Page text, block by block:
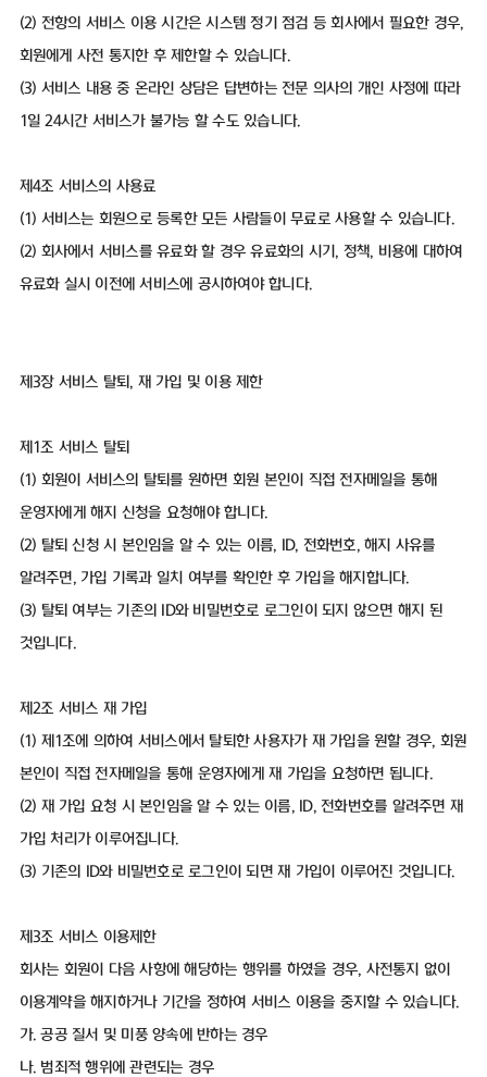
(2) 전항의 서비스 이용 시간은 시스템 정기 점검 등 회사에서 필요한 경우,
회원에게 사전 통지한 후 제한할 수 있습니다.
(3) 서비스 내용 중 온라인 상담은 답변하는 전문 의사의 개인 사정에 따라
1일 24시간 서비스가 불가능 할 수도 있습니다.
제4조 서비스의 사용료
(1) 서비스는 회원으로 등록한 모든 사람들이 무료로 사용할 수 있습니다.
(2) 회사에서 서비스를 유료화 할 경우 유료화의 시기, 정책, 비용에 대하여
유료화 실시 이전에 서비스에 공시하여야 합니다.
제3장 서비스 탈퇴, 재 가입 및 이용 제한
제1조 서비스 탈퇴
(1) 회원이 서비스의 탈퇴를 원하면 회원 본인이 직접 전자메일을 통해
운영자에게 해지 신청을 요청해야 합니다.
(2) 탈퇴 신청 시 본인임을 알 수 있는 이름, ID, 전화번호, 해지 사유를
알려주면, 가입 기록과 일치 여부를 확인한 후 가입을 해지합니다.
(3) 탈퇴 여부는 기존의 ID와 비밀번호로 로그인이 되지 않으면 해지 된
것입니다.
제2조 서비스 재 가입
(1) 제1조에 의하여 서비스에서 탈퇴한 사용자가 재 가입을 원할 경우, 회원
본인이 직접 전자메일을 통해 운영자에게 재 가입을 요청하면 됩니다.
(2) 재 가입 요청 시 본인임을 알 수 있는 이름, ID, 전화번호를 알려주면 재
가입 처리가 이루어집니다.
(3) 기존의 ID와 비밀번호로 로그인이 되면 재 가입이 이루어진 것입니다.
제3조 서비스 이용제한
회사는 회원이 다음 사항에 해당하는 행위를 하였을 경우, 사전통지 없이
이용계약을 해지하거나 기간을 정하여 서비스 이용을 중지할 수 있습니다.
가. 공공 질서 및 미풍 양속에 반하는 경우
나. 범죄적 행위에 관련되는 경우